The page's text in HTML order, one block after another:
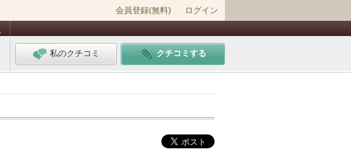
会員登録(無料) ログイン
私のクチコミ クチコミする